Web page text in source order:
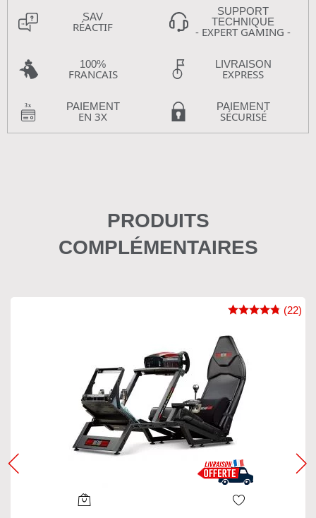
SAV
RÉACTIF
SUPPORT
TECHNIQUE
- EXPERT GAMING -
100%
FRANCAIS
LIVRAISON
EXPRESS
PAIEMENT
EN 3X
PAIEMENT
SÉCURISÉ
PRODUITS
COMPLÉMENTAIRES
(22)